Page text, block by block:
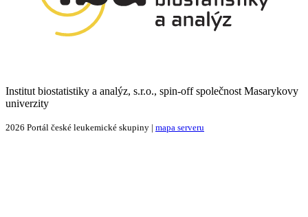
Institut biostatistiky a analýz, s.r.o., spin-off společnost Masarykovy
univerzity
2026 Portál české leukemické skupiny | mapa serveru